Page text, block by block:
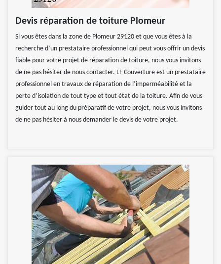
Devis réparation de toiture Plomeur
Si vous êtes dans la zone de Plomeur 29120 et que vous êtes à la
recherche d’un prestataire professionnel qui peut vous offrir un devis
fiable pour votre projet de réparation de toiture, nous vous invitons
de ne pas hésiter de nous contacter. LF Couverture est un prestataire
professionnel en travaux de réparation de l’imperméabilité et la
perte d’isolation de tout type et tout état de la toiture. Afin de vous
guider tout au long du préparatif de votre projet, nous vous invitons
de ne pas hésiter à nous demander le devis de votre projet.